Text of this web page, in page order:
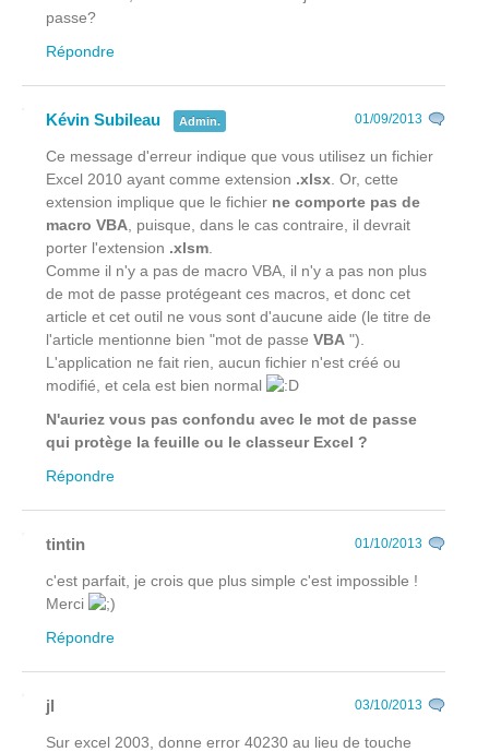
passe?
Répondre
Kévin Subileau Admin. 01/09/2013
Ce message d'erreur indique que vous utilisez un fichier
Excel 2010 ayant comme extension .xlsx . Or, cette
extension implique que le fichier ne comporte pas de
macro VBA , puisque, dans le cas contraire, il devrait
porter l'extension .xlsm
Comme il n'y a pas de macro VBA, il n'y a pas non plus
de mot de passe protégeant ces macros, et donc cet
article et cet outil ne vous sont d'aucune aide (le titre de
l'article mentionne bien "mot de passe VBA ").
L'application ne fait rien, aucun fichier n'est créé ou
modifié, et cela est bien normal
N'auriez vous pas confondu avec le mot de passe
qui protège la feuille ou le classeur Excel ?
Répondre
tintin 01/10/2013
c'est parfait, je crois que plus simple c'est impossible !
Merci
Répondre
jl 03/10/2013
Sur excel 2003, donne error 40230 au lieu de touche